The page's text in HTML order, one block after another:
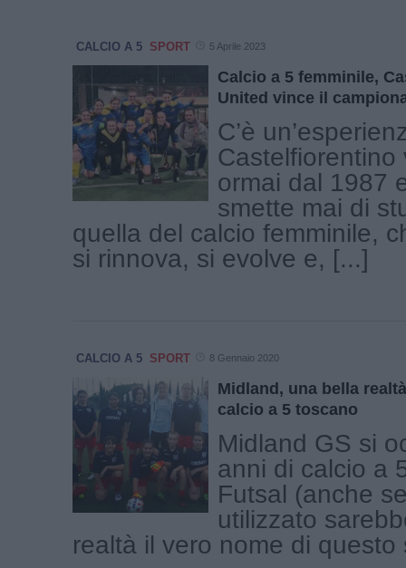
CALCIO A 5 SPORT 5 Aprile 2023
Calcio a 5 femminile,
United vince il
C’è
Castelfiorentino
ormai dal 1987
smette mai di
quella del calcio femminile,
si rinnova, si evolve e, [...]
CALCIO A 5 SPORT 8 Gennaio 2020
Midland, una bella
calcio a 5 toscano
Midland GS si
anni di calcio a
Futsal (anche
utilizzato
realtà il vero nome di questo